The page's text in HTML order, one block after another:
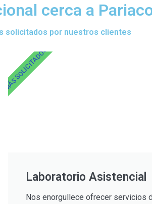
cerca a
solicitados por nuestros clientes
Laboratorio Asistencial
Nos enorgullece ofrecer servicios
MÁS SOLICITADOS